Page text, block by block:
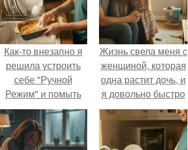
Как-то внезапно я
решила устроить
себе "Ручной
Режим" и помыть
посуду без помощи
техники.
Жизнь свела меня с
женщиной, которая
одна растит дочь, и
я довольно быстро
привязался к ним
обеим.